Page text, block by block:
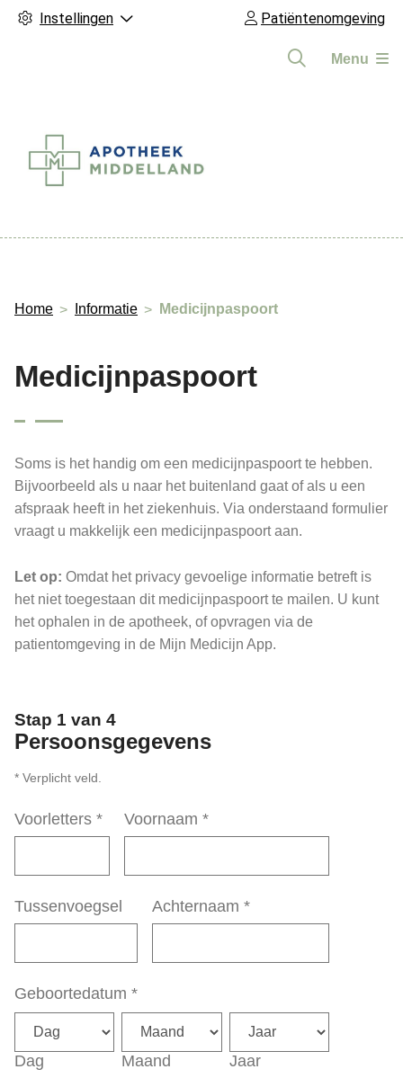
Instellingen Patiëntenomgeving
Menu
Home Informatie Medicijnpaspoort
Medicijnpaspoort
Soms is het handig om een medicijnpaspoort te hebben.
Bijvoorbeeld als u naar het buitenland gaat of als u een
afspraak heeft in het ziekenhuis. Via onderstaand formulier
vraagt u makkelijk een medicijnpaspoort aan.
Let op: Omdat het privacy gevoelige informatie betreft is
het niet toegestaan dit medicijnpaspoort te mailen. U kunt
het ophalen in de apotheek, of opvragen via de
patientomgeving in de Mijn Medicijn App.
Stap 1 van 4
Persoonsgegevens
* Verplicht veld.
Voorletters * Voornaam *
Tussenvoegsel Achternaam *
Geboortedatum *
Dag Maand Jaar